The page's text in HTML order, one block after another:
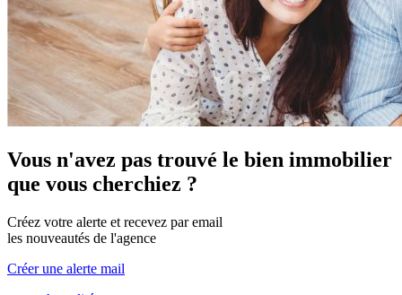
Vous n'avez pas trouvé le bien immobilier
que vous cherchiez ?
Créez votre alerte et recevez par email
les nouveautés de l'agence
Créer une alerte mail